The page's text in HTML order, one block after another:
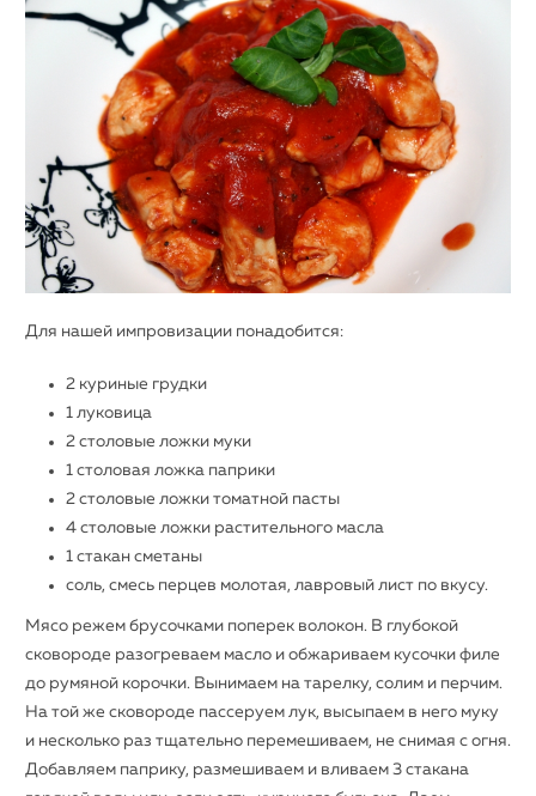
Для нашей импровизации понадобится:
2 куриные грудки
1 луковица
2 столовые ложки муки
1 столовая ложка паприки
2 столовые ложки томатной пасты
4 столовые ложки растительного масла
1 стакан сметаны
соль, смесь перцев молотая, лавровый лист по вкусу.
Мясо режем брусочками поперек волокон. В глубокой
сковороде разогреваем масло и обжариваем кусочки филе
до румяной корочки. Вынимаем на тарелку, солим и перчим.
На той же сковороде пассеруем лук, высыпаем в него муку
и несколько раз тщательно перемешиваем, не снимая с огня.
Добавляем паприку, размешиваем и вливаем 3 стакана